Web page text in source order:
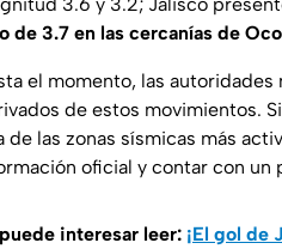
de 3.7 en las cercanías de
el momento, las
de estos movimientos.
de las zonas sísmicas más
oficial y contar con
interesar leer: ¡El gol de